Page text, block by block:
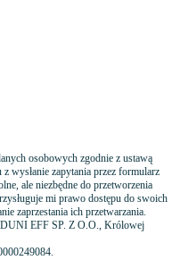
osobowych zgodnie z ustawą
wysłanie zapytania przez formularz
ale niezbędne do przetworzenia
mi prawo dostępu do swoich
zaprzestania ich przetwarzania.
EFF SP. Z O.O., Królowej